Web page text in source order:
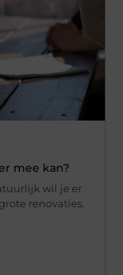
mee kan?
wil je er
renovaties.